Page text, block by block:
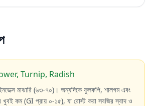
Turnip, Radish
মাঝারি (৬৩-৭০)। অন্যদিকে ফুলকপি, শালগম এবং
খুবই কম (GI প্রায় ০-১৫), যা রোস্ট করা সবজির স্বাদ ও